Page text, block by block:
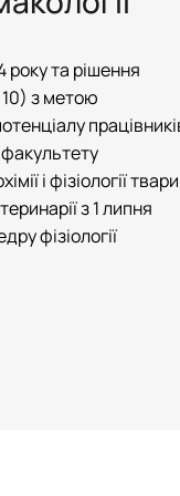
року та рішення
з метою
і фізіології
з 1 липня
фізіології